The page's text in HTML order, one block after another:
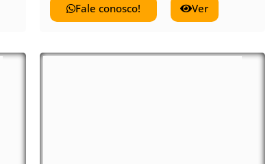
Fale conosco! Ver